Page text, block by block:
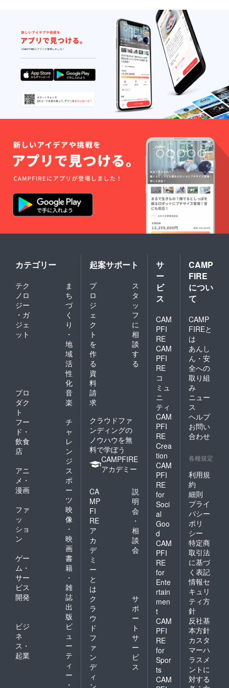
カテゴリー
テク
ノロ
ジー
・ガ
ジェ
ット
ま
ち
づ
く
り
・
地
域
活
性
化
プロ
ダク
ト
音
楽
フー
ド・
飲食
店
チ
ャ
レ
ン
ジ
アニ
メ・
漫画
ス
ポ
ー
ツ
ファ
ッ
ショ
ン
映
像
・
映
画
ゲー
ム・
サー
ビス
開発
書
籍
・
雑
誌
出
版
ビジ
ネ
ス・
起業
ビ
ュ
ー
テ
ィ
ー
・
起案サポート
プ
ロ
ジ
ェ
ク
ト
を
作
る
ス
タ
ッ
フ
に
相
談
す
る
資
料
請
求
クラウドファ
ンディングの
ノウハウを無
料で学ぼう
CAMPFIRE
アカデミー
CA
MP
FI
RE
ア
カ
デ
ミ
ー
と
は
説
明
会
・
相
談
会
ク
ラ
ウ
ド
フ
ァ
ン
デ
ィ
サ
ポ
ー
ト
サ
ー
ビ
ス
サ
ー
ビ
ス
CAM
PFI
RE
CAM
PFI
RE
コ
ミュ
ニ
ティ
CAM
PFI
RE
Crea
tion
CAM
PFI
RE
for
Soci
al
Goo
d
CAM
PFI
RE
for
Ente
rtain
men
t
CAM
PFI
RE
for
Spor
ts
CAM
CAMP
FIRE
につい
て
CAMP
FIREと
は
あんし
ん・安
全への
取り組
み
ニュー
ス
ヘルプ
お問い
合わせ
各種規定
利用規
約
細則
プライ
バシー
ポリ
シー
特定商
取引法
に基づ
く表記
情報セ
キュリ
ティ方
針
反社基
本方針
カスタ
マーハ
ラスメ
ントに
対する